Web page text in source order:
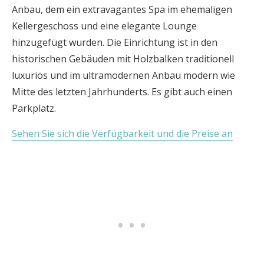
Anbau, dem ein extravagantes Spa im ehemaligen
Kellergeschoss und eine elegante Lounge
hinzugefügt wurden. Die Einrichtung ist in den
historischen Gebäuden mit Holzbalken traditionell
luxuriös und im ultramodernen Anbau modern wie
Mitte des letzten Jahrhunderts. Es gibt auch einen
Parkplatz.
Sehen Sie sich die Verfügbarkeit und die Preise an